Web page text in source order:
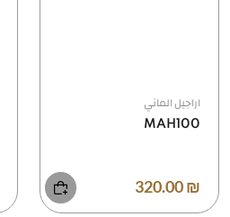
اراجيل الماني
MAH100
₪ 320.00